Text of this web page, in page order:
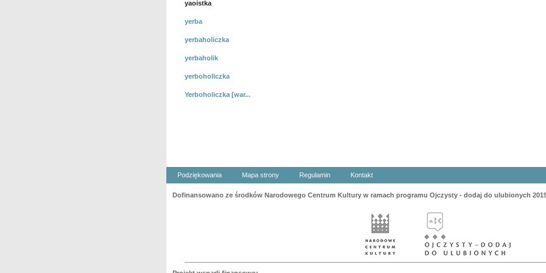
yaoistka
yerba
yerbaholiczka
yerbaholik
yerboholiczka
Yerboholiczka [war...
Podziękowania Mapa strony Regulamin Kontakt
Dofinansowano ze środków Narodowego Centrum Kultury w ramach programu Ojczysty - dodaj do ulubionych